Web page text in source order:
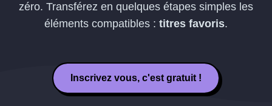
zéro. Transférez en quelques étapes simples les
éléments compatibles : titres favoris.
Inscrivez vous, c'est gratuit !